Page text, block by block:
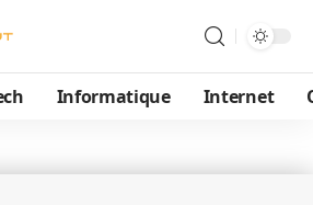
Informatique Internet